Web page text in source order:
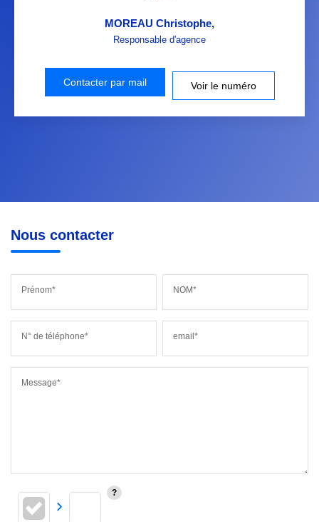
MOREAU Christophe,
Responsable d'agence
Contacter par mail Voir le numéro
Nous contacter
Prénom* NOM*
N° de téléphone* email*
Message*